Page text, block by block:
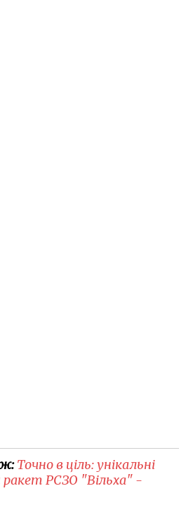
Точно в ціль: унікальні
ракет РСЗО "Вільха" -